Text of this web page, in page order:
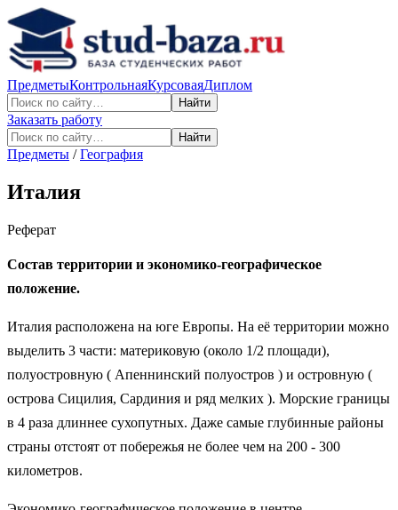
ПредметыКонтрольнаяКурсоваяДиплом
Найти
Заказать работу
Найти
Предметы /География
Италия
Реферат
Состав территории и экономико-географическое
положение.
Италия расположена на юге Европы. На её территории можно
выделить 3 части: материковую (около 1/2 площади),
полуостровную ( Апеннинский полуостров ) и островную (
острова Сицилия, Сардиния и ряд мелких ). Морские границы
в 4 раза длиннее сухопутных. Даже самые глубинные районы
страны отстоят от побережья не более чем на 200 - 300
километров.